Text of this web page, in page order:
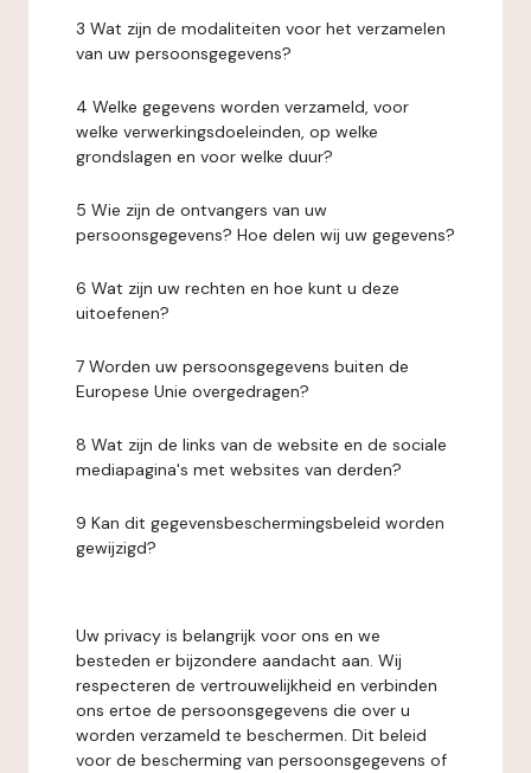
3 Wat zijn de modaliteiten voor het verzamelen
van uw persoonsgegevens?
4 Welke gegevens worden verzameld, voor
welke verwerkingsdoeleinden, op welke
grondslagen en voor welke duur?
5 Wie zijn de ontvangers van uw
persoonsgegevens? Hoe delen wij uw gegevens?
6 Wat zijn uw rechten en hoe kunt u deze
uitoefenen?
7 Worden uw persoonsgegevens buiten de
Europese Unie overgedragen?
8 Wat zijn de links van de website en de sociale
mediapagina's met websites van derden?
9 Kan dit gegevensbeschermingsbeleid worden
gewijzigd?
Uw privacy is belangrijk voor ons en we
besteden er bijzondere aandacht aan. Wij
respecteren de vertrouwelijkheid en verbinden
ons ertoe de persoonsgegevens die over u
worden verzameld te beschermen. Dit beleid
voor de bescherming van persoonsgegevens of